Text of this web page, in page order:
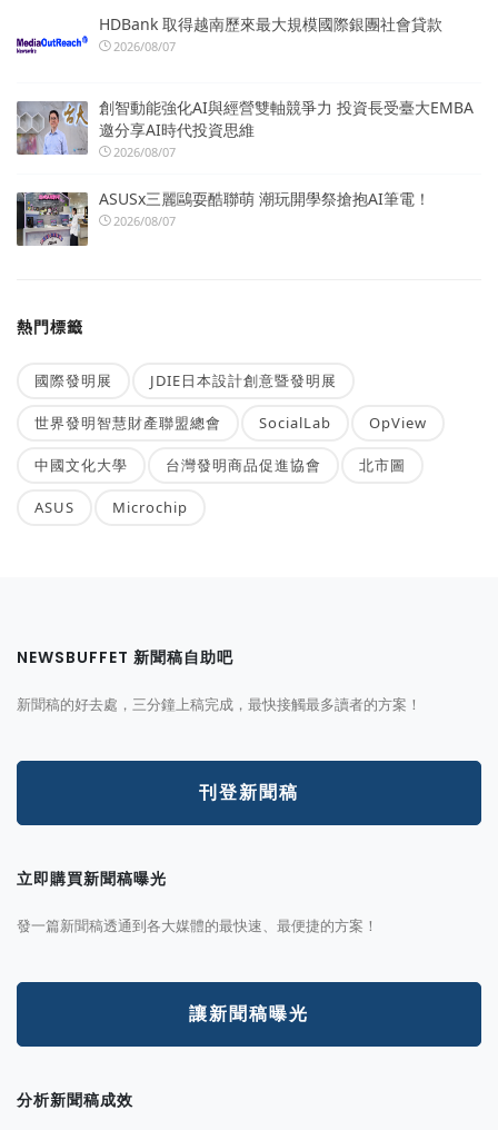
HDBank 取得越南歷來最大規模國際銀團社會貸款
2026/08/07
創智動能強化AI與經營雙軸競爭力 投資長受臺大EMBA
邀分享AI時代投資思維
2026/08/07
ASUSx三麗鷗耍酷聯萌 潮玩開學祭搶抱AI筆電！
2026/08/07
熱門標籤
國際發明展 JDIE日本設計創意暨發明展
世界發明智慧財產聯盟總會 SocialLab OpView
中國文化大學 台灣發明商品促進協會 北市圖
ASUS Microchip
NEWSBUFFET 新聞稿自助吧
新聞稿的好去處，三分鐘上稿完成，最快接觸最多讀者的方案！
刊登新聞稿
立即購買新聞稿曝光
發一篇新聞稿透通到各大媒體的最快速、最便捷的方案！
讓新聞稿曝光
分析新聞稿成效